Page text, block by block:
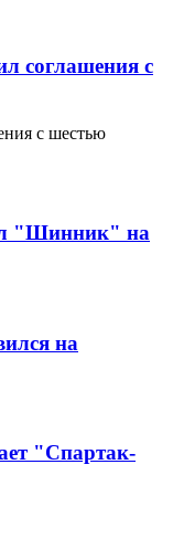
соглашения с
с шестью
"Шинник" на
на
"Спартак-